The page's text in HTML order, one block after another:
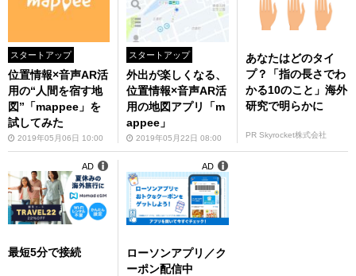
スタートアップ
位置情報×音声AR活
用の“人間を宿す地
図”「mappee」を
試してみた
2019年05月06日 10:00
スタートアップ
外出が楽しくなる、
位置情報×音声AR活
用の地図アプリ「m
appee」
2019年05月22日 08:00
あなたはどのタイ
プ？「指の長さでわ
かる10のこと」海外
研究で明らかに
PR Skyrocket株式会社
最短5分で接続
AD
ローソンアプリ／ク
ーポン配信中
AD